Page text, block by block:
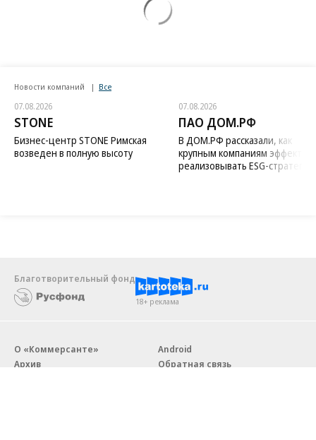
Новости компаний Все
07.08.2026
STONE
Бизнес-центр STONE Римская
возведен в полную высоту
07.08.2026
ПАО ДОМ.РФ
В ДОМ.РФ рассказали, как
крупным компаниям
реализовывать ESG-стратегию
Благотворительный фонд
18+ реклама
О «Коммерсанте»
Архив
Android
Обратная связь